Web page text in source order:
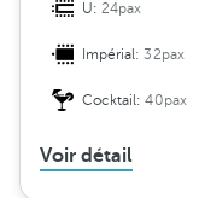
U:24pax
Impérial:32pax
Cocktail:40pax
Voir détail